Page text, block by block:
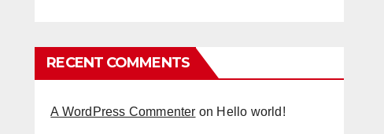
RECENT COMMENTS
A WordPress Commenter on Hello world!